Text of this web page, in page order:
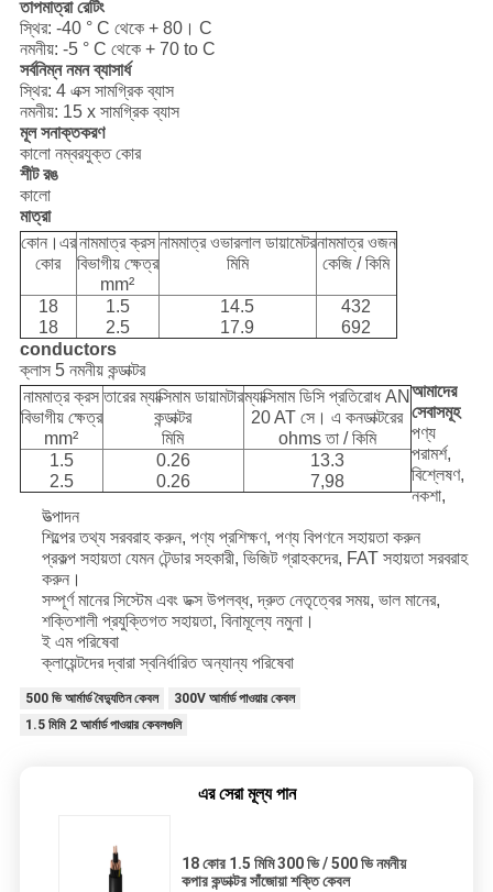
তাপমাত্রা রেটিং
স্থির: -40 ° C থেকে + 80। C
নমনীয়: -5 ° C থেকে + 70 to C
সর্বনিম্ন নমন ব্যাসার্ধ
স্থির: 4 এক্স সামগ্রিক ব্যাস
নমনীয়: 15 x সামগ্রিক ব্যাস
মূল সনাক্তকরণ
কালো নম্বরযুক্ত কোর
শীট রঙ
কালো
মাত্রা
কোন।এর
কোর
নামমাত্র ক্রস
বিভাগীয় ক্ষেত্র
mm²
নামমাত্র ওভারলাল ডায়ামেটর
মিমি
নামমাত্র ওজন
কেজি / কিমি
18
18
1.5
2.5
14.5
17.9
432
692
conductors
ক্লাস 5 নমনীয় কন্ডাক্টর
নামমাত্র ক্রস
বিভাগীয় ক্ষেত্র
mm²
তারের ম্যাক্সিমাম ডায়ামটার
কন্ডাক্টর
মিমি
ম্যাক্সিমাম ডিসি প্রতিরোধ AN
20 AT সে। এ কনডাক্টরের
ohms তা / কিমি
1.5
2.5
0.26
0.26
13.3
7,98
আমাদের
সেবাসমূহ
পণ্য
পরামর্শ,
বিশ্লেষণ,
নকশা,
উত্পাদন
শিল্পের তথ্য সরবরাহ করুন, পণ্য প্রশিক্ষণ, পণ্য বিপণনে সহায়তা করুন
প্রকল্প সহায়তা যেমন টেন্ডার সহকারী, ভিজিট গ্রাহকদের, FAT সহায়তা সরবরাহ
করুন।
সম্পূর্ণ মানের সিস্টেম এবং ডক্স উপলব্ধ, দ্রুত নেতৃত্বের সময়, ভাল মানের,
শক্তিশালী প্রযুক্তিগত সহায়তা, বিনামূল্যে নমুনা।
ই এম পরিষেবা
ক্লায়েন্টদের দ্বারা স্বনির্ধারিত অন্যান্য পরিষেবা
500 ভি আর্মার্ড বৈদ্যুতিন কেবল
300V আর্মার্ড পাওয়ার কেবল
1.5 মিমি 2 আর্মার্ড পাওয়ার কেবলগুলি
এর সেরা মূল্য পান
18 কোর 1.5 মিমি 300 ভি / 500 ভি নমনীয়
কপার কন্ডাক্টর সাঁজোয়া শক্তি কেবল